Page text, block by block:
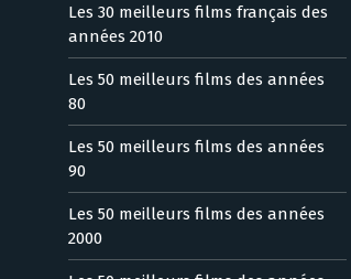
Les 30 meilleurs films français des
années 2010
Les 50 meilleurs films des années
80
Les 50 meilleurs films des années
90
Les 50 meilleurs films des années
2000